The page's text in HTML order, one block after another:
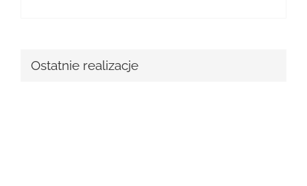
Ostatnie realizacje